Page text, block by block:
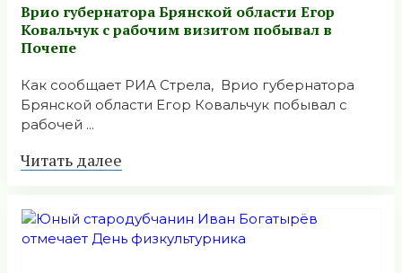
Врио губернатора Брянской области Егор
Ковальчук с рабочим визитом побывал в
Почепе
Как сообщает РИА Стрела, Врио губернатора
Брянской области Егор Ковальчук побывал с
рабочей ...
Читать далее